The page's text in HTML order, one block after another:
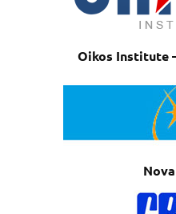
Oikos Institute